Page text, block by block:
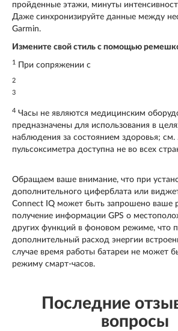
пройденные этажи, минуты
Даже синхронизируйте данные между
Garmin.
Измените свой стиль с помощью
1 При сопряжении с
2
3
4 Часы не являются медицинским
предназначены для использования в
наблюдения за состоянием здоровья; см.
пульсоксиметра доступна не во всех
Обращаем ваше внимание, что при
дополнительного циферблата или
Connect IQ может быть запрошено ваше
получение информации GPS о
других функций в фоновом режиме, что
дополнительный расход энергии
случае время работы батареи не может
режиму смарт-часов.
Последние
вопросы